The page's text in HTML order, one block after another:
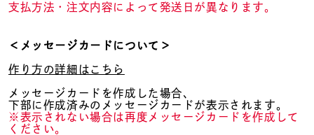
支払方法・注文内容によって発送日が異なります。
＜メッセージカードについて＞
作り方の詳細はこちら
メッセージカードを作成した場合、
下部に作成済みのメッセージカードが表示されます。
※表示されない場合は再度メッセージカードを作成して
ください。